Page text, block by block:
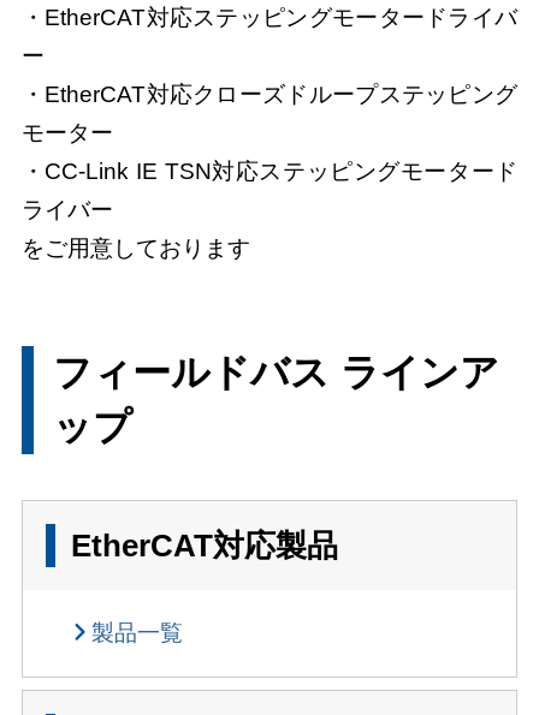
・EtherCAT対応ステッピングモータードライバ
ー
・EtherCAT対応クローズドループステッピング
モーター
・CC-Link IE TSN対応ステッピングモータード
ライバー
をご用意しております
フィールドバス ラインア
ップ
EtherCAT対応製品
製品一覧